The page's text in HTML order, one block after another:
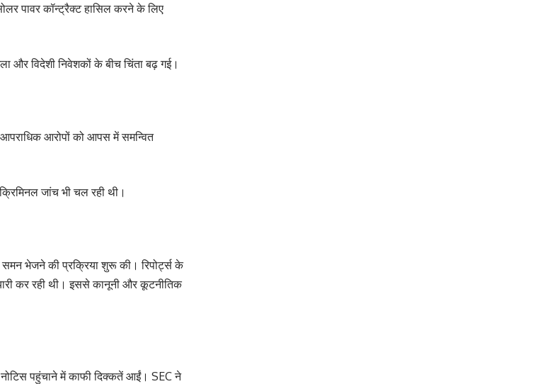
पावर कॉन्ट्रैक्ट हासिल करने के लिए
और विदेशी निवेशकों के बीच चिंता बढ़ गई।
आपराधिक आरोपों को आपस में समन्वित
जांच भी चल रही थी।
भेजने की प्रक्रिया शुरू की। रिपोर्ट्स के
कर रही थी। इससे कानूनी और कूटनीतिक
नोटिस पहुंचाने में काफी दिक्कतें आईं। SEC ने